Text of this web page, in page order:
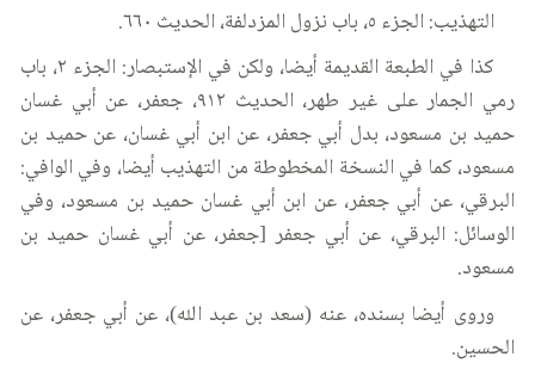
التهذيب: الجزء ٥، باب نزول المزدلفة، الحديث ٦٦٠.
كذا في الطبعة القديمة أيضا، ولكن في الإستبصار: الجزء ٢، باب
رمي الجمار على غير طهر، الحديث ٩١٢، جعفر، عن أبي غسان
حميد بن مسعود، بدل أبي جعفر، عن ابن أبي غسان، عن حميد بن
مسعود، كما في النسخة المخطوطة من التهذيب أيضا، وفي الوافي:
البرقي، عن أبي جعفر، عن ابن أبي غسان حميد بن مسعود، وفي
الوسائل: البرقي، عن أبي جعفر [جعفر، عن أبي غسان حميد بن
مسعود.
وروى أيضا بسنده، عنه (سعد بن عبد الله)، عن أبي جعفر، عن
الحسين.